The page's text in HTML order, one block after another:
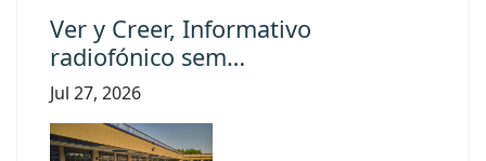
Ver y Creer, Informativo
radiofónico sem…
Jul 27, 2026